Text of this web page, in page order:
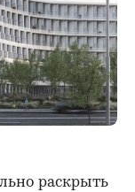
раскрыть